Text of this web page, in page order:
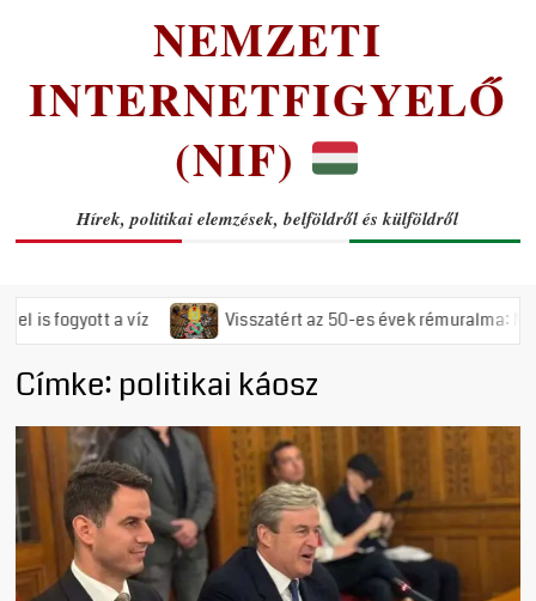
NEMZETI
INTERNETFIGYELŐ
(NIF)
Hírek, politikai elemzések, belföldről és külföldről
a víz Visszatért az 50-es évek rémuralma:
Címke: politikai káosz